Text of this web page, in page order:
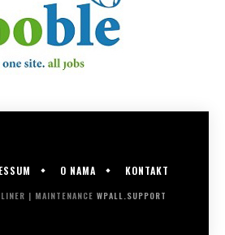
O NAMA KONTAKT
| MAINTENANCE WPALL.SUPPORT